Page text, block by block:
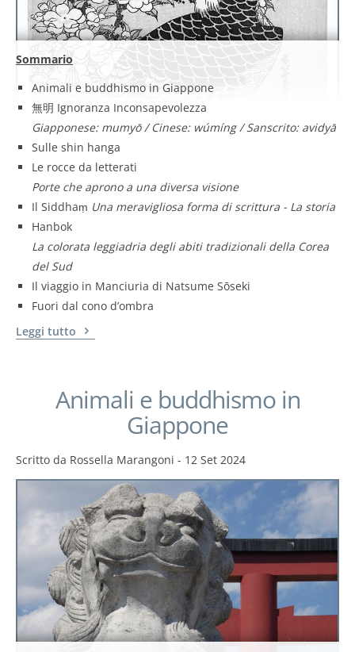
Sommario
Animali e buddhismo in Giappone
無明 Ignoranza Inconsapevolezza
Giapponese: mumyō / Cinese: wúmíng / Sanscrito: avidyā
Sulle shin hanga
Le rocce da letterati
Porte che aprono a una diversa visione
Il Siddhaṃ Una meravigliosa forma di scrittura - La storia
Hanbok
La colorata leggiadria degli abiti tradizionali della Corea
del Sud
Il viaggio in Manciuria di Natsume Sōseki
Fuori dal cono d’ombra
Leggi tutto
Animali e buddhismo in
Giappone
Scritto da Rossella Marangoni - 12 Set 2024